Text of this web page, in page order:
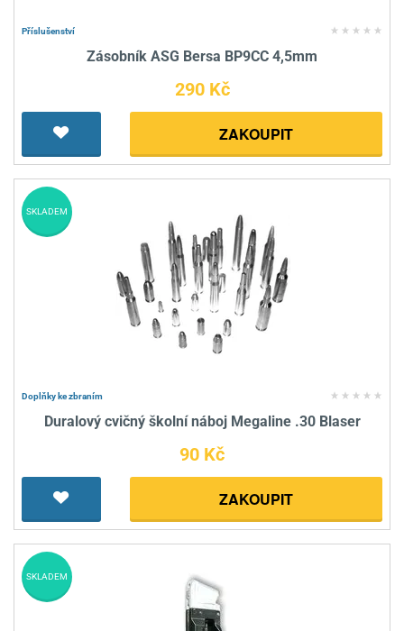
Příslušenství
Zásobník ASG Bersa BP9CC 4,5mm
290 Kč
ZAKOUPIT
Doplňky ke zbraním
Duralový cvičný školní náboj Megaline .30 Blaser
90 Kč
ZAKOUPIT
SKLADEM
SKLADEM